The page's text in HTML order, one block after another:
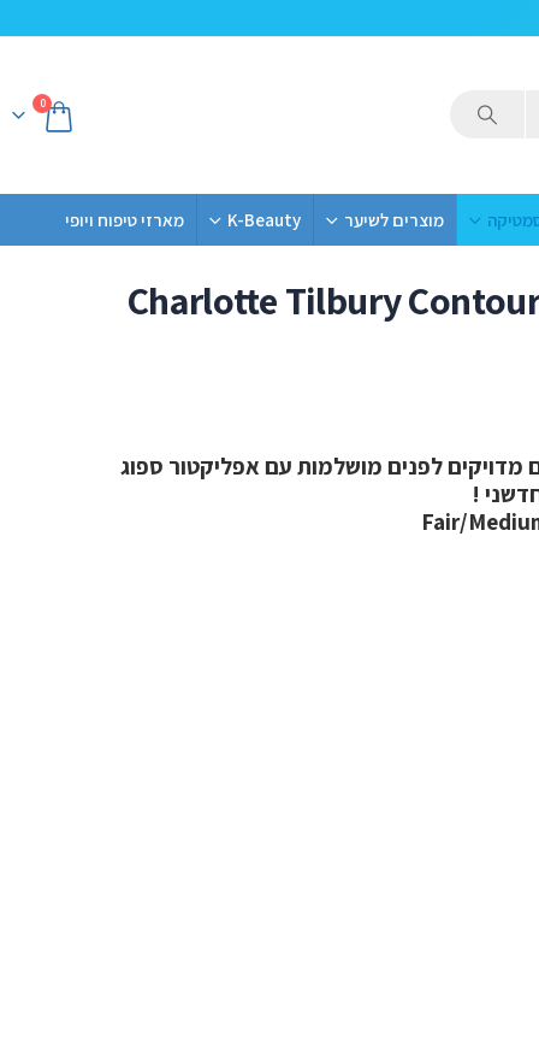
0
מוצרים לשיער K-Beauty מארזי טיפוח ויופי
Charlotte Tilbury
מדויקים לפנים מושלמות עם אפליקטור ספוג
!